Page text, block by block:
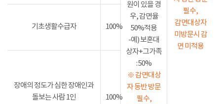
필수,
감면대상자
미방문시 감
면 미적용
원이 있을 경
우, 감면율
50%적용
-예) 보훈대
상자+그가족
: 50%
※ 감면대상
자 동반 방문
필수,
기초생활수급자 100%
장애의 정도가 심한 장애인과
돌보는 사람 1인
100%